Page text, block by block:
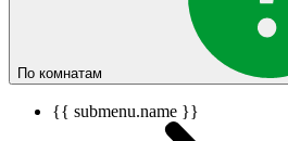
По комнатам
{{ submenu.name }}